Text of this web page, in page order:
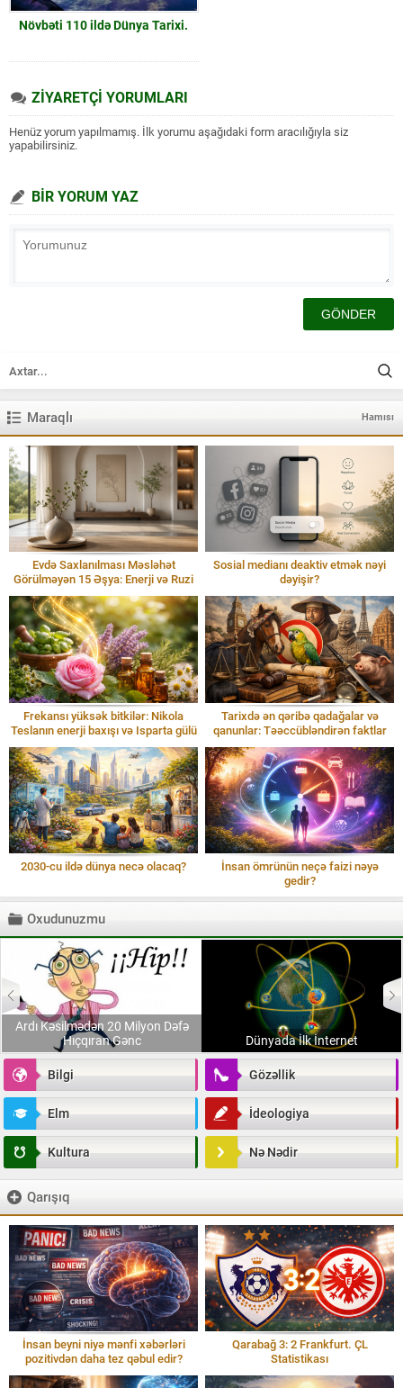
Növbəti 110 ildə Dünya Tarixi.
ZİYARETÇİ YORUMLARI
Henüz yorum yapılmamış. İlk yorumu aşağıdaki form aracılığıyla siz
yapabilirsiniz.
BİR YORUM YAZ
Maraqlı Hamısı
Evdə Saxlanılması Məsləhət
Görülməyən 15 Əşya: Enerji və Ruzi
Sosial medianı deaktiv etmək nəyi
dəyişir?
Frekansı yüksək bitkilər: Nikola
Teslanın enerji baxışı və Isparta gülü
Tarixdə ən qəribə qadağalar və
qanunlar: Təəccübləndirən faktlar
2030-cu ildə dünya necə olacaq?
İnsan ömrünün neçə faizi nəyə
gedir?
Oxudunuzmu
Ardı Kəsilmədən 20 Milyon Dəfə
Hıçqıran Gənc
Dünyada İlk İnternet
Bilgi Gözəllik
Elm İdeologiya
Kultura Nə Nədir
Qarışıq
İnsan beyni niyə mənfi xəbərləri
pozitivdən daha tez qəbul edir?
Qarabağ 3: 2 Frankfurt. ÇL
Statistikası